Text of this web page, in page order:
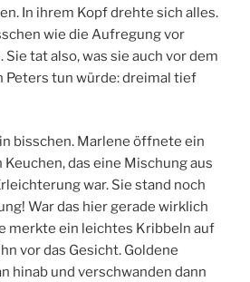
In ihrem Kopf drehte sich alles.
wie die Aufregung vor
tat also, was sie auch vor dem
Peters tun würde: dreimal tief
bisschen. Marlene öffnete ein
das eine Mischung aus
war. Sie stand noch
War das hier gerade wirklich
merkte ein leichtes Kribbeln auf
vor das Gesicht. Goldene
hinab und verschwanden dann